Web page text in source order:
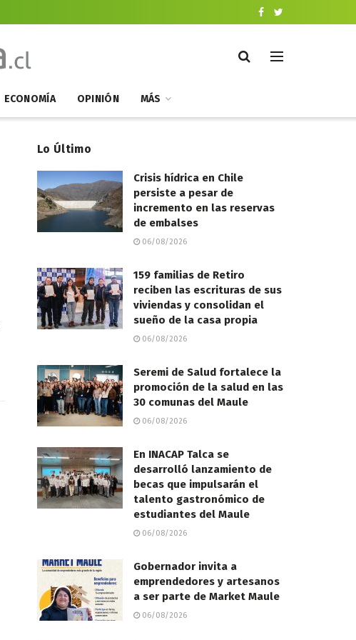
ECONOMÍA OPINIÓN MÁS
Lo Último
Crisis hídrica en Chile
persiste a pesar de
incremento en las reservas
de embalses
06/08/2026
159 familias de Retiro
reciben las escrituras de sus
viviendas y consolidan el
sueño de la casa propia
06/08/2026
Seremi de Salud fortalece la
promoción de la salud en las
30 comunas del Maule
06/08/2026
En INACAP Talca se
desarrolló lanzamiento de
becas que impulsarán el
talento gastronómico de
estudiantes del Maule
06/08/2026
Gobernador invita a
emprendedores y artesanos
a ser parte de Market Maule
06/08/2026